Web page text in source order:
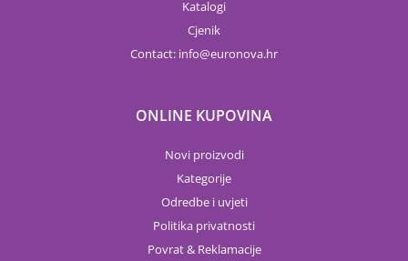
Katalogi
Cjenik
Contact: info euronova.hr
ONLINE KUPOVINA
Novi proizvodi
Kategorije
Odredbe i uvjeti
Politika privatnosti
Povrat & Reklamacije